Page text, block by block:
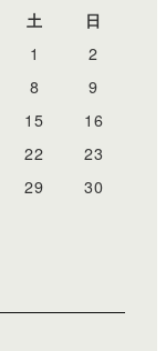
土
日
1
2
8
9
15
16
22
23
29
30